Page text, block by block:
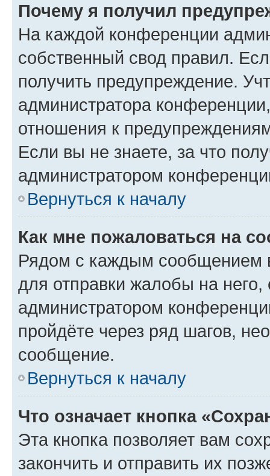
Почему я получил
На каждой конференции
собственный свод правил.
получить предупреждение.
администратора
отношения к
Если вы не знаете, за что
администратором
Вернуться к началу
Как мне пожаловаться на
Рядом с каждым сообщением
для отправки жалобы на
администратором
пройдёте через ряд шагов,
сообщение.
Вернуться к началу
Что означает кнопка
Эта кнопка позволяет вам
закончить и отправить их